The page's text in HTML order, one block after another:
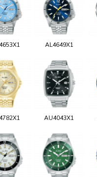
AL4649X1
AU4043X1